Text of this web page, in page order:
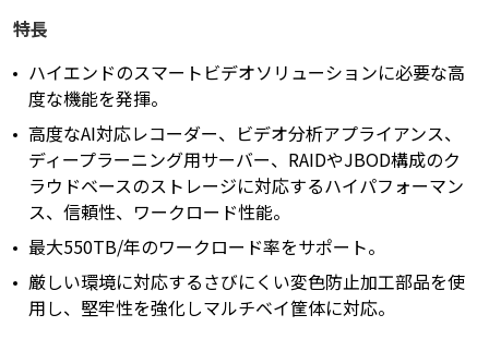
特長
ハイエンドのスマートビデオソリューションに必要な高
度な機能を発揮。
高度なAI対応レコーダー、ビデオ分析アプライアンス、
ディープラーニング用サーバー、RAIDやJBOD構成のク
ラウドベースのストレージに対応するハイパフォーマン
ス、信頼性、ワークロード性能。
最大550TB/年のワークロード率をサポート。
厳しい環境に対応するさびにくい変色防止加工部品を使
用し、堅牢性を強化しマルチベイ筐体に対応。